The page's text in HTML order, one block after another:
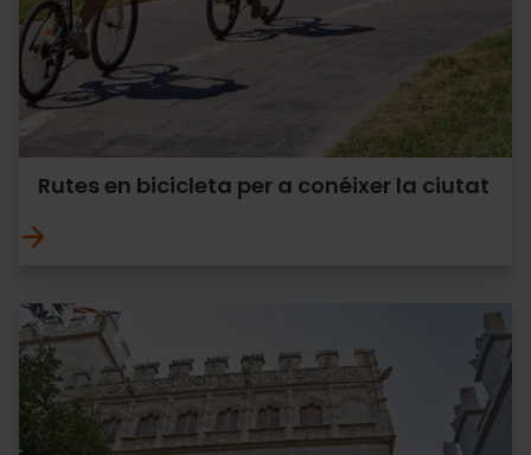
Rutes en bicicleta per a conéixer la ciutat